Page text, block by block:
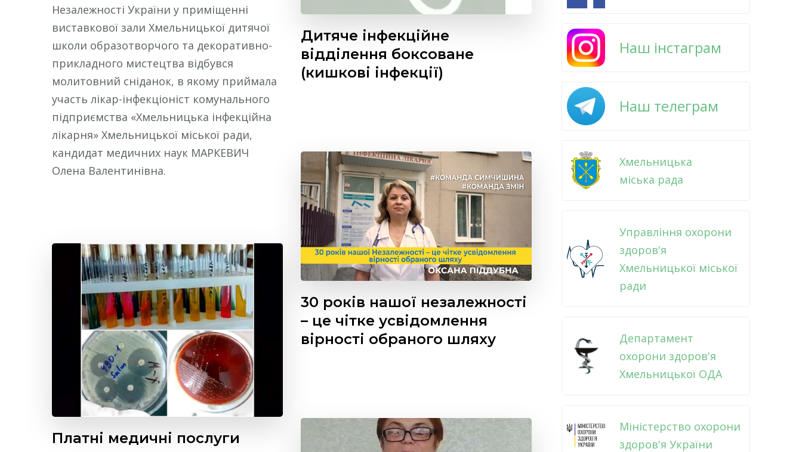
Незалежності України у приміщенні
виставкової зали Хмельницької дитячої
школи образотворчого та декоративно-
прикладного мистецтва відбувся
молитовний сніданок, в якому приймала
участь лікар-інфекціоніст комунального
підприємства «Хмельницька інфекційна
лікарня» Хмельницької міської ради,
кандидат медичних наук МАРКЕВИЧ
Олена Валентинівна.
Дитяче інфекційне
відділення боксоване
(кишкові інфекції)
30 років нашої незалежності
– це чітке усвідомлення
вірності обраного шляху
Платні медичні послуги
Наш інстаграм
Наш телеграм
Хмельницька
міська рада
Управління охорони
здоров'я
Хмельницької міської
ради
Департамент
охорони здоров'я
Хмельницької ОДА
Міністерство охорони
здоров'я України